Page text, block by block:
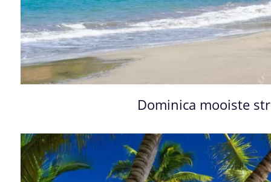
Dominica mooiste